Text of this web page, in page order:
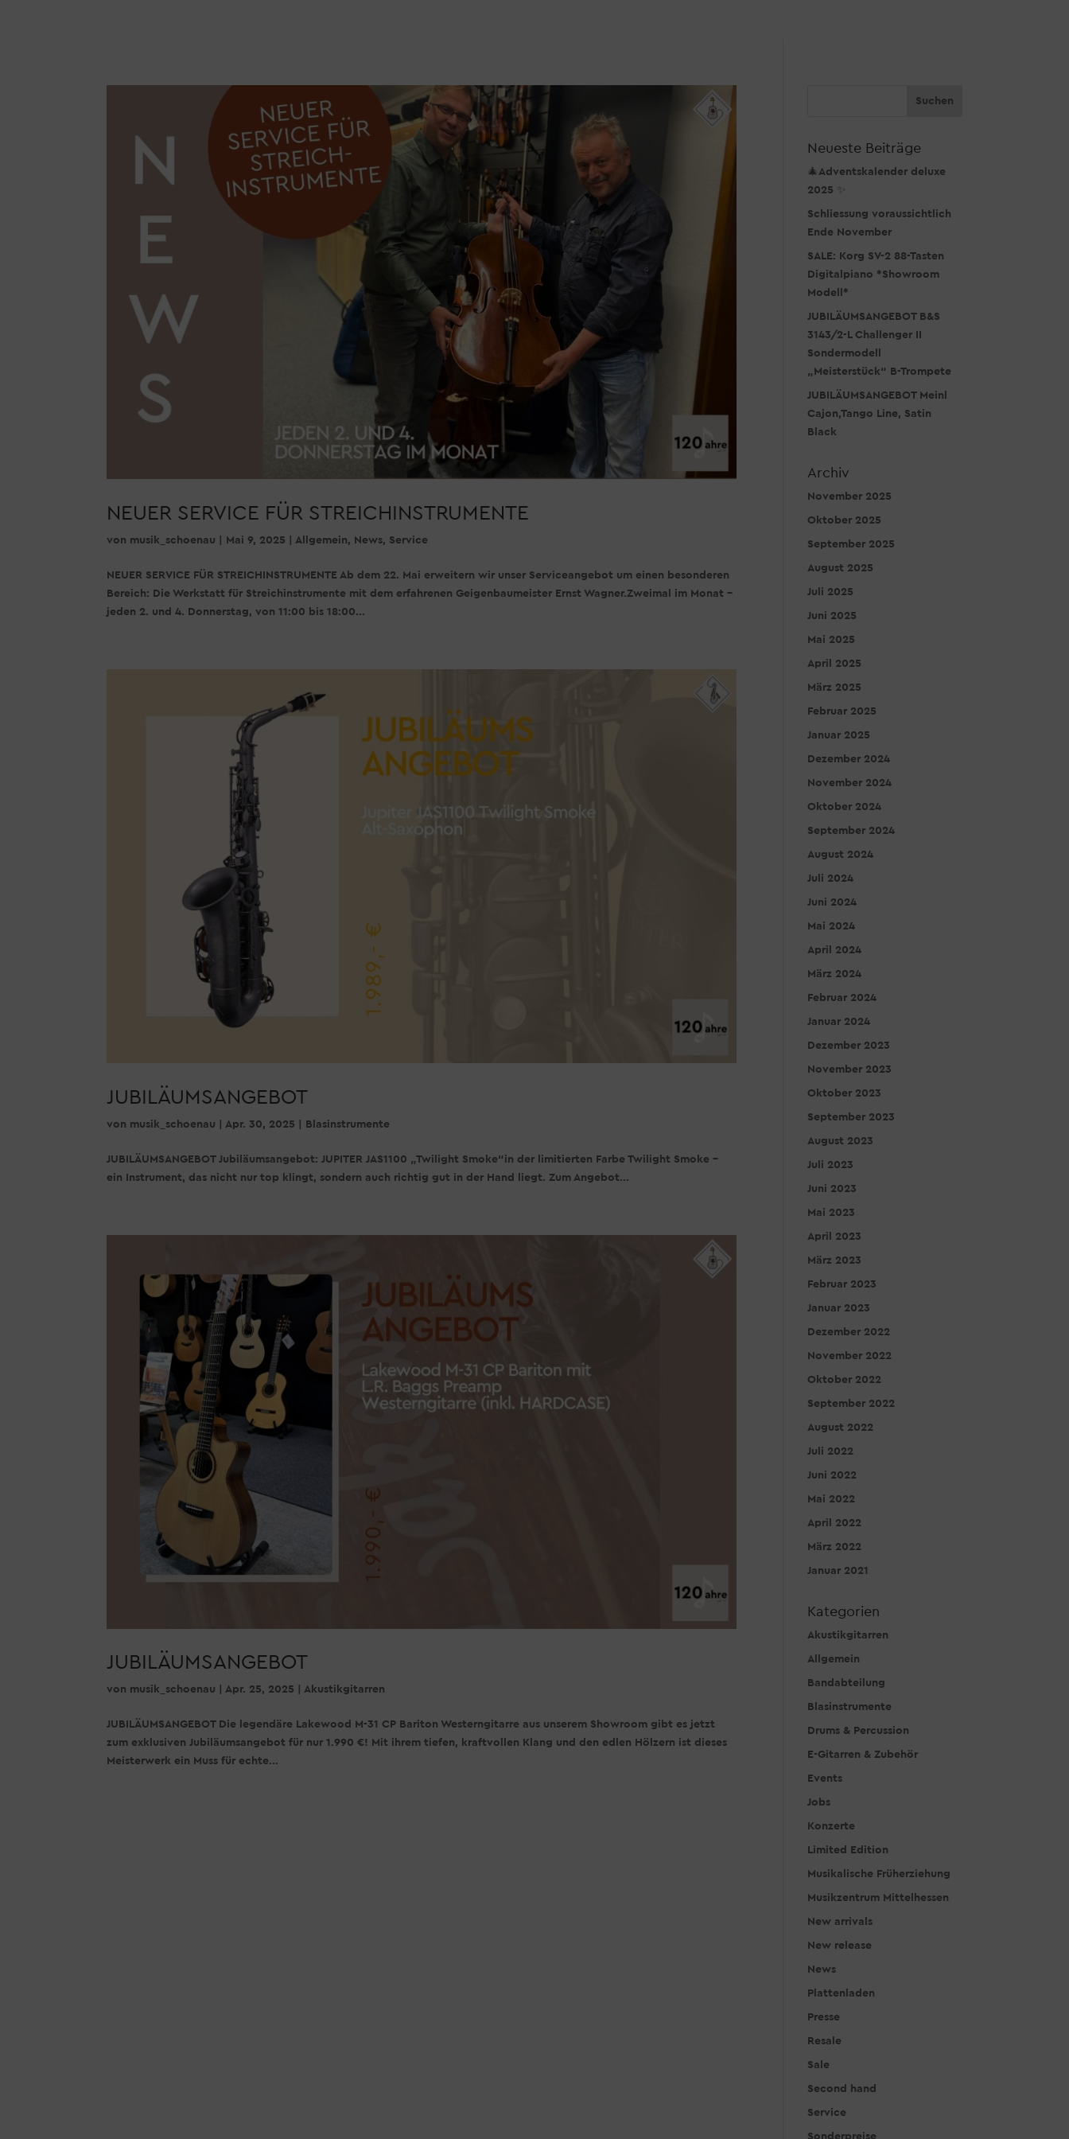
NEUER SERVICE FÜR STREICHINSTRUMENTE
von musik_schoenau Mai 9, 2025 Allgemein, News, Service
NEUER SERVICE FÜR STREICHINSTRUMENTE Ab dem 22. Mai erweitern wir unser Serviceangebot um einen besonderen
Bereich: Die Werkstatt für Streichinstrumente mit dem erfahrenen Geigenbaumeister Ernst Wagner.Zweimal im Monat –
jeden 2. und 4. Donnerstag, von 11:00 bis 18:00...
JUBILÄUMSANGEBOT
von musik_schoenau Apr. 30, 2025 Blasinstrumente
JUBILÄUMSANGEBOT Jubiläumsangebot: JUPITER JAS1100 „Twilight Smoke“in der limitierten Farbe Twilight Smoke –
ein Instrument, das nicht nur top klingt, sondern auch richtig gut in der Hand liegt. Zum Angebot...
JUBILÄUMSANGEBOT
von musik_schoenau |Apr. 25, 2025 |Akustikgitarren
JUBILÄUMSANGEBOT Die legendäre Lakewood M-31 CP Bariton Westerngitarre aus unserem Showroom gibt es jetzt
zum exklusiven Jubiläumsangebot für nur 1.990 €! Mit ihrem tiefen, kraftvollen Klang und den edlen Hölzern ist dieses
Meisterwerk ein Muss für echte...
Neueste Beiträge
🎄Adventskalender deluxe
2025 ✨
Schliessung voraussichtlich
Ende November
SALE: Korg SV-2 88-Tasten
Digitalpiano *Showroom
Modell*
JUBILÄUMSANGEBOT B&S
3143/2-L Challenger II
Sondermodell
„Meisterstück“ B-Trompete
JUBILÄUMSANGEBOT Meinl
Cajon,Tango Line, Satin
Black
Archiv
November 2025
Oktober 2025
September 2025
August 2025
Juli 2025
Juni 2025
Mai 2025
April 2025
März 2025
Februar 2025
Januar 2025
Dezember 2024
November 2024
Oktober 2024
September 2024
August 2024
Juli 2024
Juni 2024
Mai 2024
April 2024
März 2024
Februar 2024
Januar 2024
Dezember 2023
November 2023
Oktober 2023
September 2023
August 2023
Juli 2023
Juni 2023
Mai 2023
April 2023
März 2023
Februar 2023
Januar 2023
Dezember 2022
November 2022
Oktober 2022
September 2022
August 2022
Juli 2022
Juni 2022
Mai 2022
April 2022
März 2022
Januar 2021
Kategorien
Akustikgitarren
Allgemein
Bandabteilung
Blasinstrumente
Drums & Percussion
E-Gitarren & Zubehör
Events
Jobs
Konzerte
Limited Edition
Musikalische Früherziehung
Musikzentrum Mittelhessen
New arrivals
New release
News
Plattenladen
Presse
Resale
Sale
Second hand
Service
Sonderpreise